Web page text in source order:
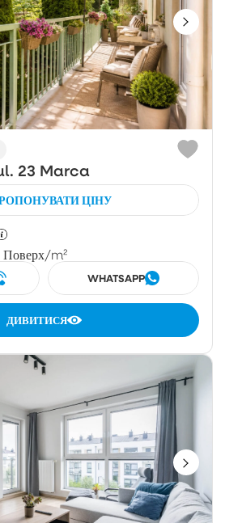
23 Marca
ЦІНУ
Поверх/m²
WHATSAPP
ДИВИТИСЯ